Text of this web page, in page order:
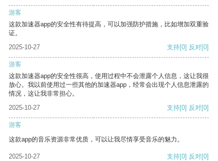
游客
这款加速器app的安全性有待提高，可以加强防护措施，比如增加双重验
证。
2025-10-27
支持[0] 反对[0]
游客
这款加速器app的安全性很高，使用过程中不会泄露个人信息，这让我很
放心。我以前使用过一些其他的加速器app，经常会出现个人信息泄露的
情况，这让我非常担心。
2025-10-27
支持[0] 反对[0]
游客
这款app的音乐资源非常优质，可以让我尽情享受音乐的魅力。
2025-10-27 支持[0] 反对[0]